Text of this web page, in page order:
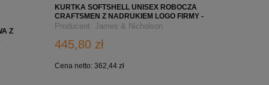
DO KOSZYKA
Z
KURTKA SOFTSHELL UNISEX ROBOCZA
CRAFTSMEN Z NADRUKIEM LOGO FIRMY -
JN824 - BIAŁO/KARBONOWA
Producent: James & Nicholson
445,80 zł
Cena netto: 362,44 zł